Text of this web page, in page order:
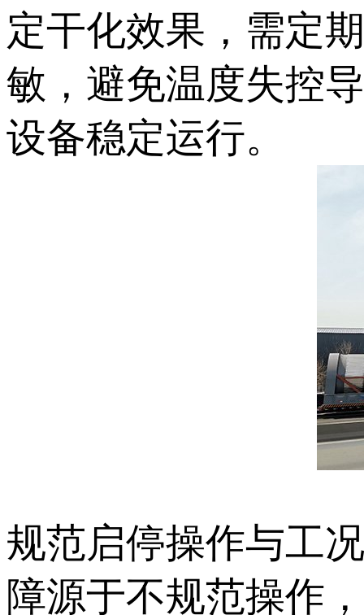
定干化效果，需定
敏，避免温度失控
设备稳定运行。
规范启停操作与工
障源于不规范操作